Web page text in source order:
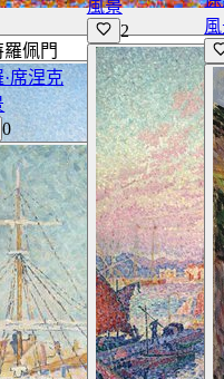
羅佩門
席涅克
0
風景
2